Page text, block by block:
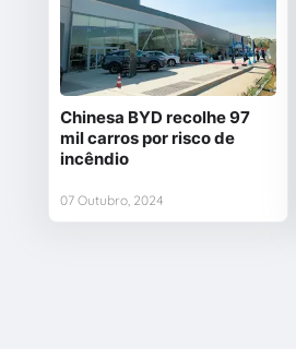
Chinesa BYD recolhe 97
mil carros por risco de
incêndio
07 Outubro, 2024